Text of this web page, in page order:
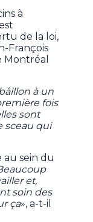
à
de la loi,
François
Montréal
à un
fois
sont
sceau qui
au sein du
et,
soin des
ça», a-t-il